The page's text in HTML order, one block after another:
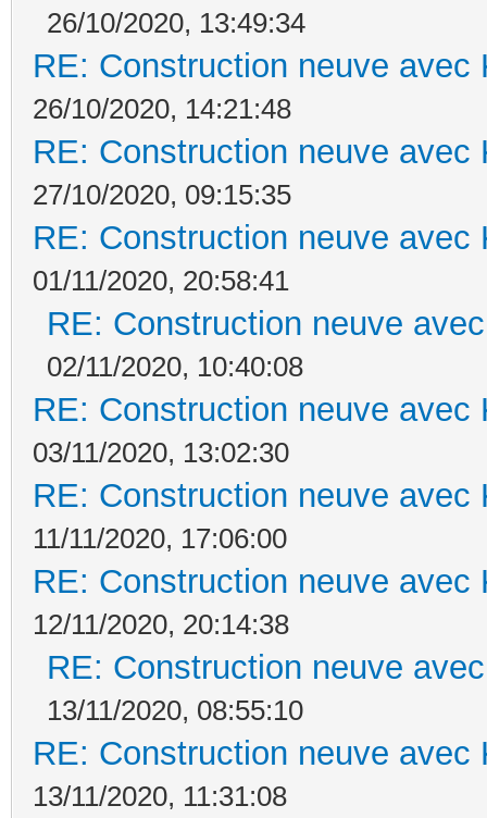
26/10/2020, 13:49:34
RE: Construction neuve avec
26/10/2020, 14:21:48
RE: Construction neuve avec
27/10/2020, 09:15:35
RE: Construction neuve avec
01/11/2020, 20:58:41
RE: Construction neuve
02/11/2020, 10:40:08
RE: Construction neuve avec
03/11/2020, 13:02:30
RE: Construction neuve avec
11/11/2020, 17:06:00
RE: Construction neuve avec
12/11/2020, 20:14:38
RE: Construction neuve
13/11/2020, 08:55:10
RE: Construction neuve avec
13/11/2020, 11:31:08